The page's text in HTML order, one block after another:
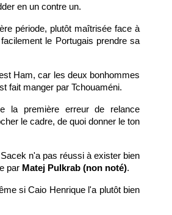
en un contre un.
période, plutôt maîtrisée face à
le Portugais prendre sa
Ham, car les deux bonhommes
fait manger par Tchouaméni.
première erreur de relance
le cadre, de quoi donner le ton
n'a pas réussi à exister bien
par Matej Pulkrab (non noté).
si Caio Henrique l'a plutôt bien